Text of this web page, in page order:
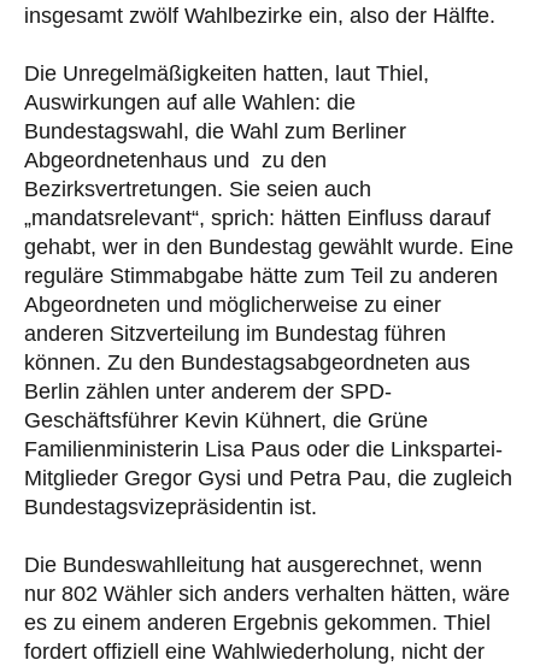
insgesamt zwölf Wahlbezirke ein, also der Hälfte.
Die Unregelmäßigkeiten hatten, laut Thiel,
Auswirkungen auf alle Wahlen: die
Bundestagswahl, die Wahl zum Berliner
Abgeordnetenhaus und zu den
Bezirksvertretungen. Sie seien auch
„mandatsrelevant“, sprich: hätten Einfluss darauf
gehabt, wer in den Bundestag gewählt wurde. Eine
reguläre Stimmabgabe hätte zum Teil zu anderen
Abgeordneten und möglicherweise zu einer
anderen Sitzverteilung im Bundestag führen
können. Zu den Bundestagsabgeordneten aus
Berlin zählen unter anderem der SPD-
Geschäftsführer Kevin Kühnert, die Grüne
Familienministerin Lisa Paus oder die Linkspartei-
Mitglieder Gregor Gysi und Petra Pau, die zugleich
Bundestagsvizepräsidentin ist.
Die Bundeswahlleitung hat ausgerechnet, wenn
nur 802 Wähler sich anders verhalten hätten, wäre
es zu einem anderen Ergebnis gekommen. Thiel
fordert offiziell eine Wahlwiederholung, nicht der